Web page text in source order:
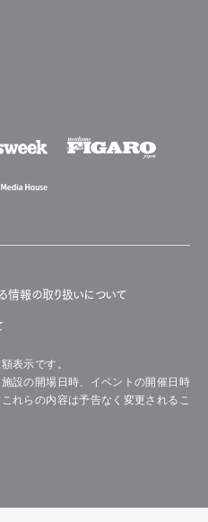
情報の取り扱いについて
表示です。
設の開場日時、イベントの開催日時
れらの内容は予告なく変更されるこ